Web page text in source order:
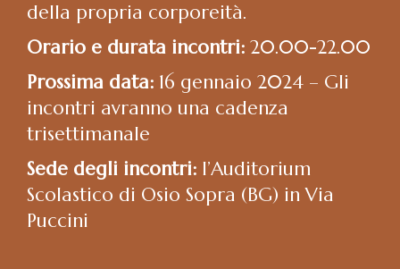
della propria corporeità.
Orario e durata incontri: 20.00-22.00
Prossima data: 16 gennaio 2024 – Gli
incontri avranno una cadenza
trisettimanale
Sede degli incontri: l’Auditorium
Scolastico di Osio Sopra (BG) in Via
Puccini